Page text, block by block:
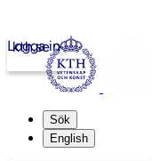
kth.se
Logga in
Sök
English